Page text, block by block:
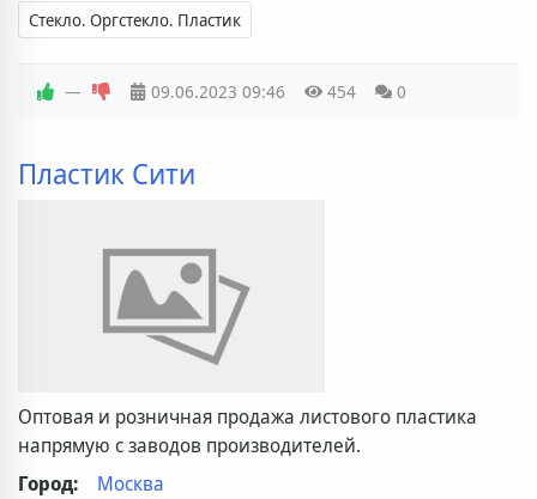
Стекло. Оргстекло. Пластик
— 09.06.2023 09:46 454 0
Пластик Сити
Оптовая и розничная продажа листового пластика
напрямую с заводов производителей.
Город:
Москва